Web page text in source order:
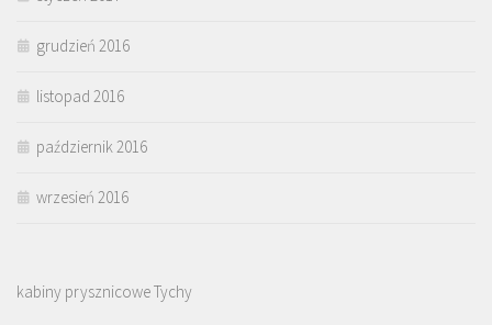
grudzień 2016
listopad 2016
październik 2016
wrzesień 2016
kabiny prysznicowe Tychy